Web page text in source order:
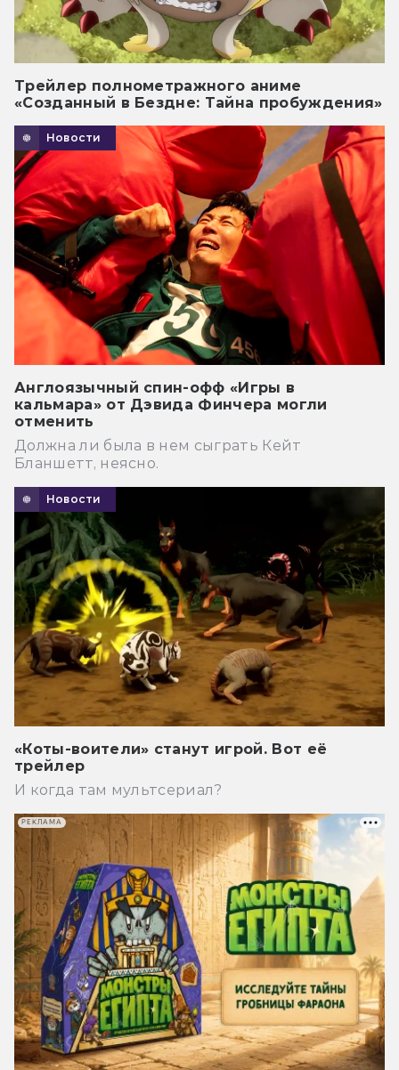
Трейлер полнометражного аниме
«Созданный в Бездне: Тайна пробуждения»
Новости
Англоязычный спин-офф «Игры в
кальмара» от Дэвида Финчера могли
отменить
Должна ли была в нем сыграть Кейт
Бланшетт, неясно.
Новости
«Коты-воители» станут игрой. Вот её
трейлер
И когда там мультсериал?
РЕКЛАМА